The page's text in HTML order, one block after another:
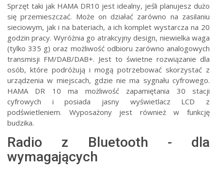
Sprzęt taki jak HAMA DR10 jest idealny, jeśli planujesz dużo
się przemieszczać. Może on działać zarówno na zasilaniu
sieciowym, jak i na bateriach, a ich komplet wystarcza na 20
godzin pracy. Wyróżnia go atrakcyjny design, niewielka waga
(tylko 335 g) oraz możliwość odbioru zarówno analogowych
transmisji FM/DAB/DAB+. Jest to świetne rozwiązanie dla
osób, które podróżują i mogą potrzebować skorzystać z
urządzenia w miejscach, gdzie nie ma sygnału cyfrowego.
HAMA DR 10 ma możliwość zapamiętania 30 stacji
cyfrowych i posiada jasny wyświetlacz LCD z
podświetleniem. Wyposażony jest również w funkcję
budzika.
Radio z Bluetooth - dla
wymagających